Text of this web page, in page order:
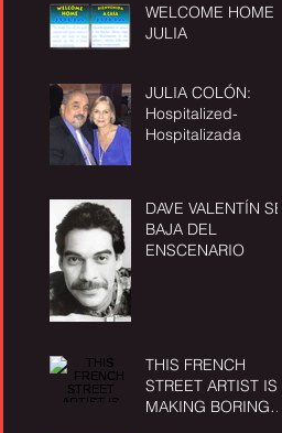
WELCOME HOME
JULIA
JULIA COLÓN:
Hospitalized-
Hospitalizada
DAVE VALENTÍN SE
BAJA DEL
ENSCENARIO
THIS FRENCH
STREET ARTIST IS
MAKING BORING